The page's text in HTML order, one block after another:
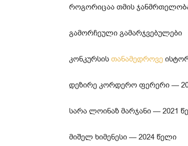
როგორიცაა თმის ჯანმრთელობა
გამორჩეული გამარჯვებულები
კონკურსის თანამედროვე
დეზირე კორდერო ფერერი —
სარა ლოინაზ მარჯანი — 2021
მიშელ ხიმენესი — 2024 წელი